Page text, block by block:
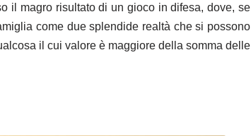
il magro risultato di un gioco in difesa, dove, se
come due splendide realtà che si possono
il cui valore è maggiore della somma delle